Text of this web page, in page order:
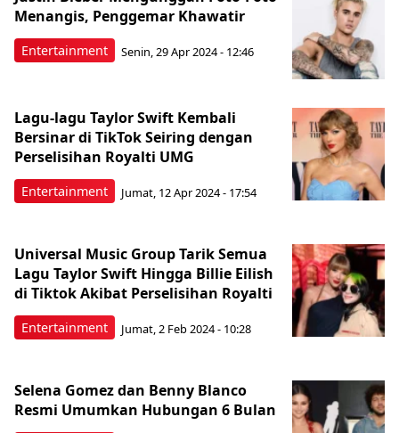
Entertainment
Menangis, Penggemar Khawatir
Senin, 29 Apr 2024 - 12:46
Entertainment
Lagu-lagu Taylor Swift Kembali
Bersinar di TikTok Seiring dengan
Perselisihan Royalti UMG
Jumat, 12 Apr 2024 - 17:54
Entertainment
Universal Music Group Tarik Semua
Lagu Taylor Swift Hingga Billie Eilish
di Tiktok Akibat Perselisihan Royalti
Jumat, 2 Feb 2024 - 10:28
Selena Gomez dan Benny Blanco
Resmi Umumkan Hubungan 6 Bulan